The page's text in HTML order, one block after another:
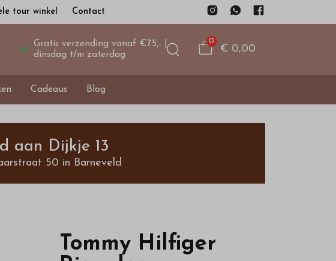
tour winkel Contact
Gratis verzending vanaf €75,- |
dinsdag t/m zaterdag
0
€ 0,00
Cadeaus Blog
aan Dijkje 13
50 in Barneveld
Tommy Hilfiger